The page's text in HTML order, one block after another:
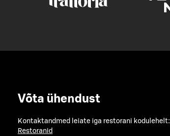
Võta ühendust
Kontaktandmed leiate iga restorani kodulehelt:
Restoranid